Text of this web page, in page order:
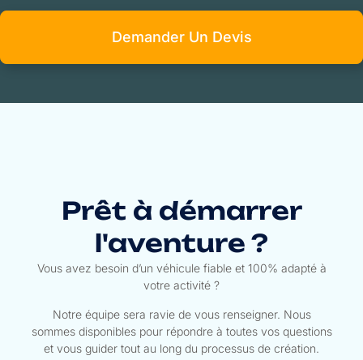
Demander Un Devis
Prêt à démarrer
l'aventure ?
Vous avez besoin d’un véhicule fiable et 100% adapté à
votre activité ?
Notre équipe sera ravie de vous renseigner. Nous
sommes disponibles pour répondre à toutes vos questions
et vous guider tout au long du processus de création.